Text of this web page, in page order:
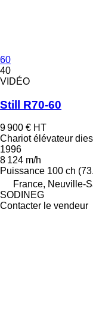
60
40
VIDÉO
Still R70-60
9 900 € HT
Chariot élévateur
1996
8 124 m/h
Puissance 100 ch
France, Neuville-
SODINEG
Contacter le vendeur